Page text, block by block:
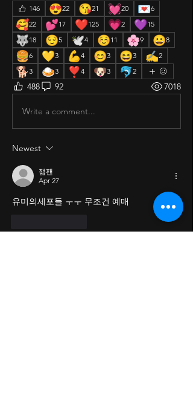
146 😍22 😘21 💓20 💌6
🥰22 💕17 ❤️125 💗2 💜15
🐺18 😌5 🕊️4 ☺️11 🌸9 😀8
🍔6 💛3 💪4 😊3 😆3 ✍2
🐕3 🍛3 ❣️ 4 🐶3 🐬2
488 92 7018
Write a comment...
Newest
잶팬
Apr 27
유미의세포들 ㅜㅜ 무조건 예매